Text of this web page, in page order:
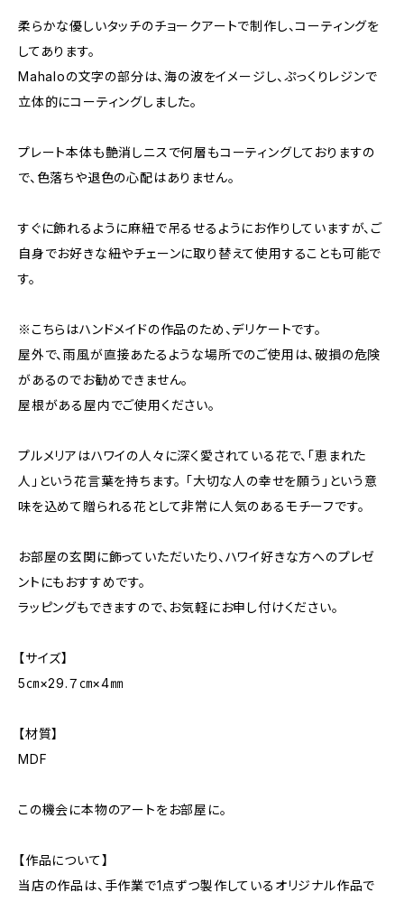
柔らかな優しいタッチのチョークアートで制作し、コーティングを
してあります。
Mahaloの文字の部分は、海の波をイメージし、ぷっくりレジンで
立体的にコーティングしました。
プレート本体も艶消しニスで何層もコーティングしておりますの
で、色落ちや退色の心配はありません。
すぐに飾れるように麻紐で吊るせるようにお作りしていますが、ご
自身でお好きな紐やチェーンに取り替えて使用することも可能で
す。
※こちらはハンドメイドの作品のため、デリケートです。
屋外で、雨風が直接あたるような場所でのご使用は、破損の危険
があるのでお勧めできません。
屋根がある屋内でご使用ください。
プルメリアはハワイの人々に深く愛されている花で、「恵まれた
人」という花言葉を持ちます。 「大切な人の幸せを願う」という意
味を込めて贈られる花として非常に人気のあるモチーフです。
お部屋の玄関に飾っていただいたり、ハワイ好きな方へのプレゼ
ントにもおすすめです。
ラッピングもできますので、お気軽にお申し付けください。
【サイズ】
5㎝×29.７㎝×4㎜
【材質】
MDF
この機会に本物のアートをお部屋に。
【作品について】
当店の作品は、手作業で1点ずつ製作しているオリジナル作品で